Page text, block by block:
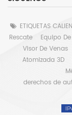
ETIQUETAS
Rescate
Equipo
Visor De Venas
Atomizada 3D
derechos de